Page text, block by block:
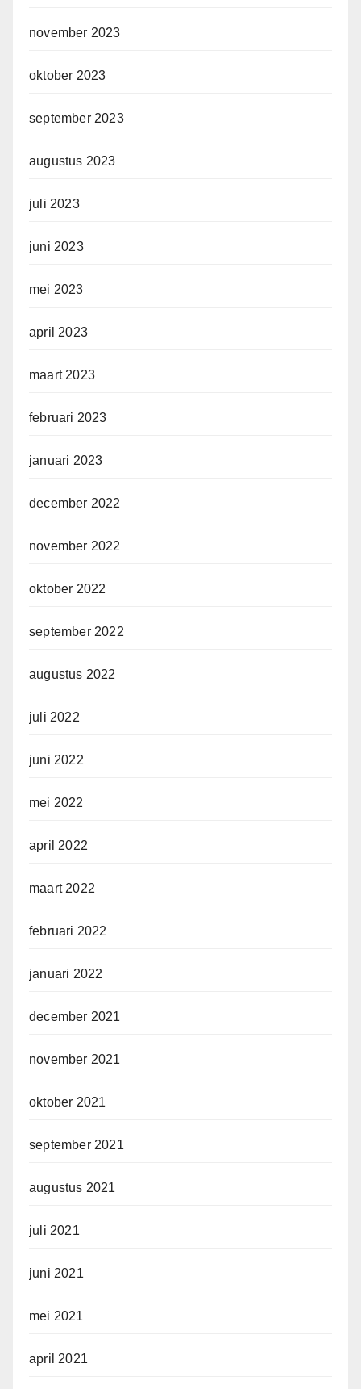
november 2023
oktober 2023
september 2023
augustus 2023
juli 2023
juni 2023
mei 2023
april 2023
maart 2023
februari 2023
januari 2023
december 2022
november 2022
oktober 2022
september 2022
augustus 2022
juli 2022
juni 2022
mei 2022
april 2022
maart 2022
februari 2022
januari 2022
december 2021
november 2021
oktober 2021
september 2021
augustus 2021
juli 2021
juni 2021
mei 2021
april 2021